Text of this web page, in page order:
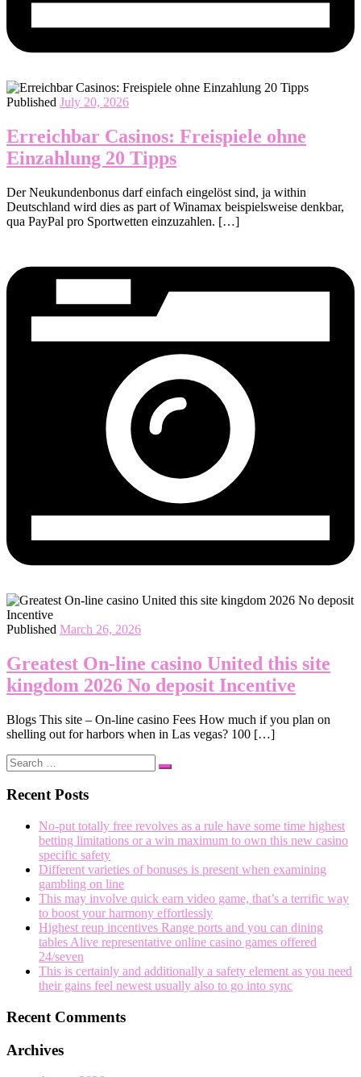
Published July 20, 2026
Erreichbar Casinos: Freispiele ohne
Einzahlung 20 Tipps
Der Neukundenbonus darf einfach eingelöst sind, ja within
Deutschland wird dies as part of Winamax beispielsweise denkbar,
qua PayPal pro Sportwetten einzuzahlen. […]
Published March 26, 2026
Greatest On-line casino United this site
kingdom 2026 No deposit Incentive
Blogs This site – On-line casino Fees How much if you plan on
shelling out for harbors when in Las vegas? 100 […]
Search
Search
Recent Posts
No-put totally free revolves as a rule have some time highest
betting limitations or a win maximum to own this new casino
specific safety
Different varieties of bonuses is present when examining
gambling on line
This may involve quick earn video game, that’s a terrific way
to boost your harmony effortlessly
Highest reup incentives Range ports and you can dining
tables Alive representative online casino games offered
24/seven
This is certainly and additionally a safety element as you need
their gains feel newest usually also to go into sync
Recent Comments
Archives